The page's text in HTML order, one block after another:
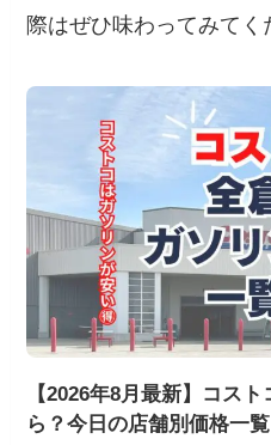
際はぜひ味わってみてく
【2026年8月最新】コス
ら？今日の店舗別価格一覧